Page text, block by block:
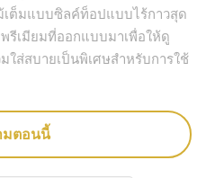
เต็มแบบซิลค์ท็อปแบบไร้กาวสุด
รีเมียมที่ออกแบบมาเพื่อให้ดู
ใส่สบายเป็นพิเศษสำหรับการใช้
มตอนนี้